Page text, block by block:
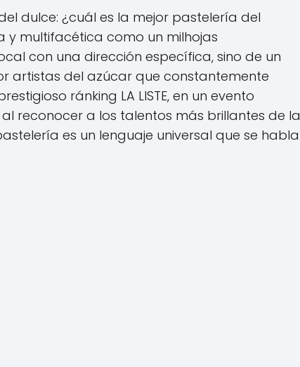
dulce: ¿cuál es la mejor pastelería del
y multifacética como un milhojas
con una dirección específica, sino de un
artistas del azúcar que constantemente
ránking LA LISTE, en un evento
reconocer a los talentos más brillantes de la
es un lenguaje universal que se habla